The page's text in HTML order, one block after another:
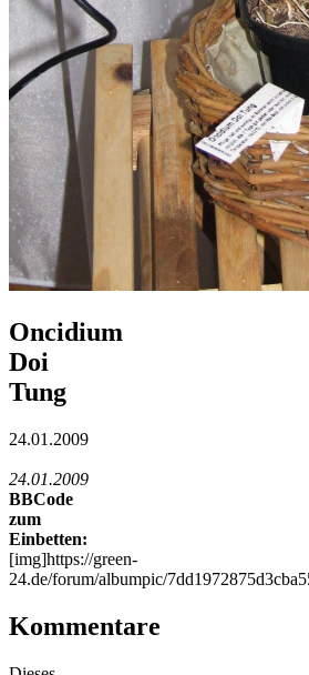
Oncidium
Doi
Tung
24.01.2009
24.01.2009
BBCode
zum
Einbetten:
[img]https://green-
24.de/forum/albumpic/
Kommentare